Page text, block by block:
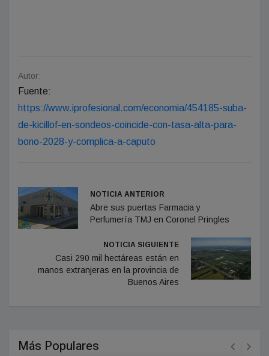
Autor:
Fuente:
https://www.iprofesional.com/economia/454185-suba-
de-kicillof-en-sondeos-coincide-con-tasa-alta-para-
bono-2028-y-complica-a-caputo
NOTICIA ANTERIOR
Abre sus puertas Farmacia y
Perfumería TMJ en Coronel Pringles
NOTICIA SIGUIENTE
Casi 290 mil hectáreas están en
manos extranjeras en la provincia de
Buenos Aires
Más Populares